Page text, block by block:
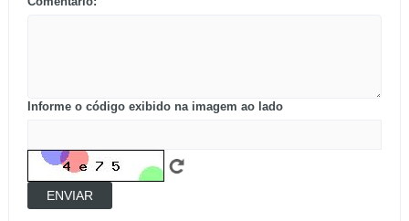
Informe o código exibido na imagem ao lado
ENVIAR